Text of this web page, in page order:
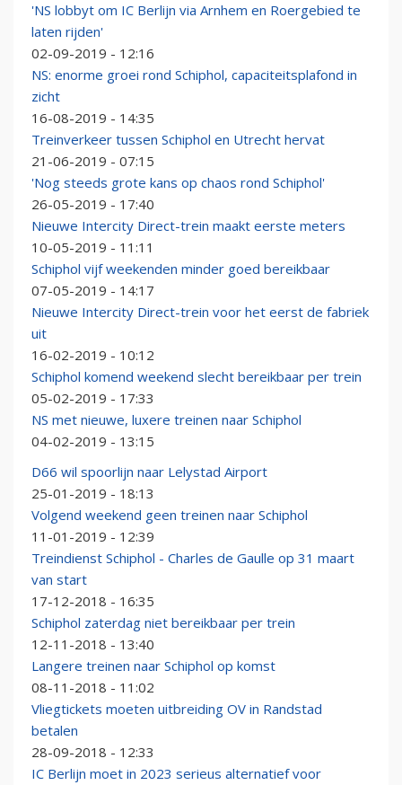
'NS lobbyt om IC Berlijn via Arnhem en Roergebied te
laten rijden'
02-09-2019 - 12:16
NS: enorme groei rond Schiphol, capaciteitsplafond in
zicht
16-08-2019 - 14:35
Treinverkeer tussen Schiphol en Utrecht hervat
21-06-2019 - 07:15
'Nog steeds grote kans op chaos rond Schiphol'
26-05-2019 - 17:40
Nieuwe Intercity Direct-trein maakt eerste meters
10-05-2019 - 11:11
Schiphol vijf weekenden minder goed bereikbaar
07-05-2019 - 14:17
Nieuwe Intercity Direct-trein voor het eerst de fabriek
uit
16-02-2019 - 10:12
Schiphol komend weekend slecht bereikbaar per trein
05-02-2019 - 17:33
NS met nieuwe, luxere treinen naar Schiphol
04-02-2019 - 13:15
D66 wil spoorlijn naar Lelystad Airport
25-01-2019 - 18:13
Volgend weekend geen treinen naar Schiphol
11-01-2019 - 12:39
Treindienst Schiphol - Charles de Gaulle op 31 maart
van start
17-12-2018 - 16:35
Schiphol zaterdag niet bereikbaar per trein
12-11-2018 - 13:40
Langere treinen naar Schiphol op komst
08-11-2018 - 11:02
Vliegtickets moeten uitbreiding OV in Randstad
betalen
28-09-2018 - 12:33
IC Berlijn moet in 2023 serieus alternatief voor